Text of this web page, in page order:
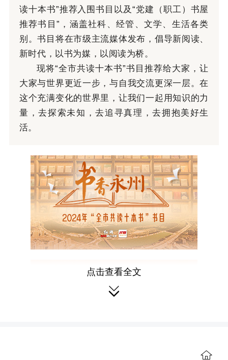
读十本书”推荐入围书目以及“党建（职工）书屋
推荐书目”，涵盖社科、经管、文学、生活各类
别。书目将在市级主流媒体发布，倡导新阅读、
新时代，以书为媒，以阅读为桥。
现将“全市共读十本书”书目推荐给大家，让
大家与世界更近一步，与自我交流更深一层。在
这个充满变化的世界里，让我们一起用知识的力
量，去探索未知，去追寻真理，去拥抱美好生
活。
点击查看全文
